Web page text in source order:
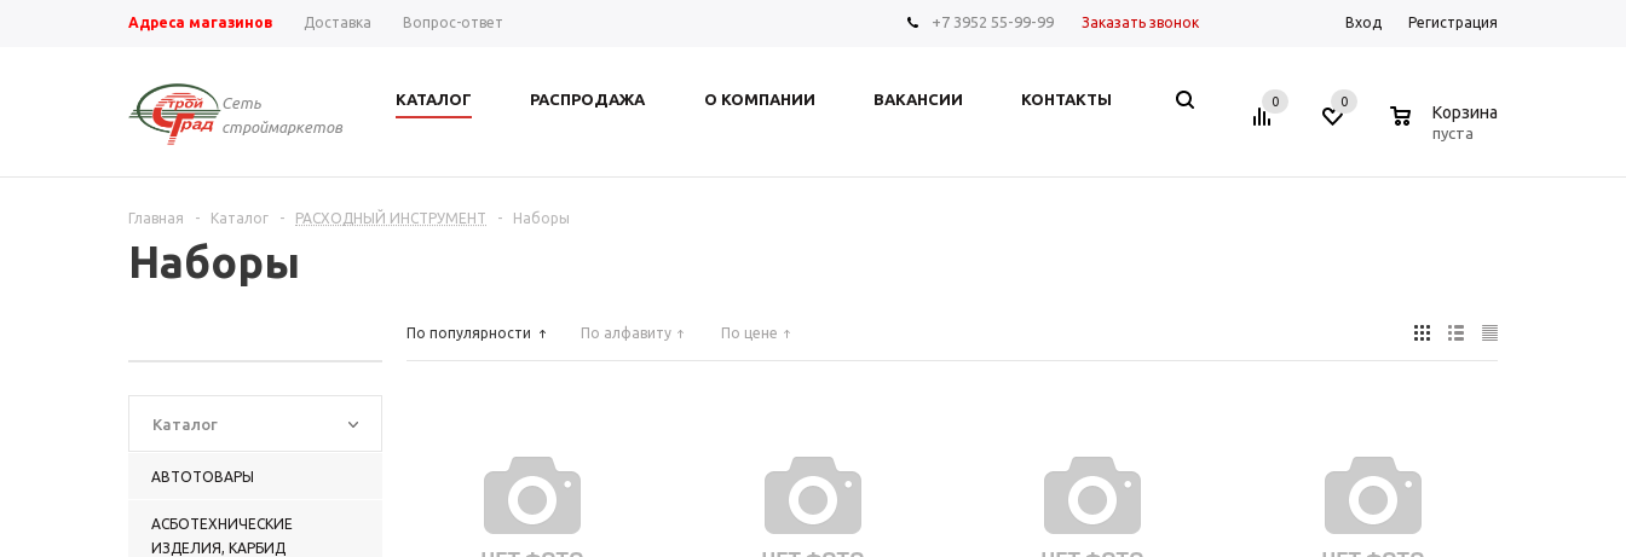
Адреса магазинов Доставка Вопрос-ответ +7 3952 55-99-99 Заказать звонок Вход Регистрация
Сеть
строймаркетов
КАТАЛОГ РАСПРОДАЖА О КОМПАНИИ ВАКАНСИИ КОНТАКТЫ 0 0
Корзина
пуста
Главная - Каталог - РАСХОДНЫЙ ИНСТРУМЕНТ - Наборы
Наборы
Каталог
АВТОТОВАРЫ
АСБОТЕХНИЧЕСКИЕ
ИЗДЕЛИЯ, КАРБИД
По популярности По алфавиту По цене